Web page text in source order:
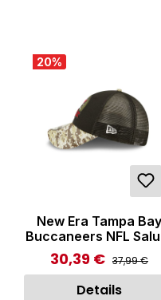
20%
New Era Tampa Bay
Buccaneers NFL
to Service Black
9FORTY Trucker Cap
Black
Verkaufspreis:
30,39 € Regulärer
37,99 €
Details